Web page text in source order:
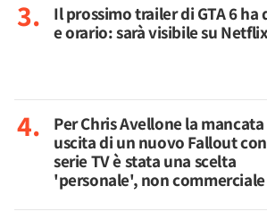
Il prossimo trailer di GTA 6 ha
e orario: sarà visibile su Netflix
Per Chris Avellone la mancata
uscita di un nuovo Fallout
serie TV è stata una scelta
'personale', non commerciale